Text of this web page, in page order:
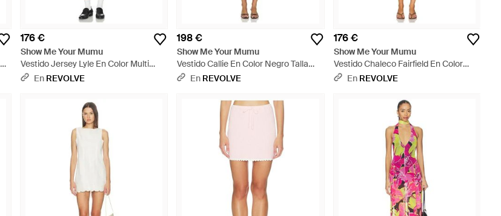
176 €
Show Me Your Mumu
Vestido Jersey Lyle En Color Multi
Talla (También En S, Xs, M, Xl) - Negro
En REVOLVE
198 €
Show Me Your Mumu
Vestido Callie En Color Negro Talla
(También En S, Xs, M, Xl) - Azul
En REVOLVE
176 €
Show Me Your Mumu
Vestido Chaleco Fairfield En Color
Azul Talla (También En Xs, S, M, Xl) -
En REVOLVE